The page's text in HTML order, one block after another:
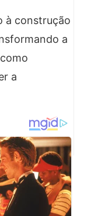
à construção
a
a